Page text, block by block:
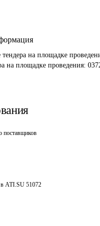
тендера на площадке
на площадке проведения:
поставщиков
в ATI.SU 51072